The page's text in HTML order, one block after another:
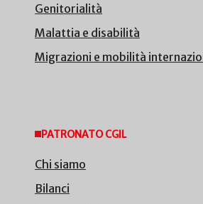
Genitorialità
Malattia e disabilità
Migrazioni e mobilità
PATRONATO CGIL
Chi siamo
Bilanci